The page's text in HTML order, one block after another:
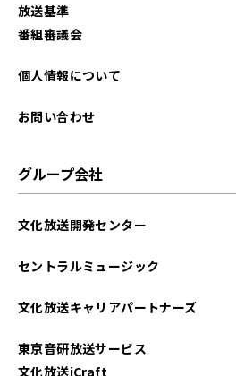
放送基準
番組審議会
個人情報について
お問い合わせ
グループ会社
文化放送開発センター
セントラルミュージック
文化放送キャリアパートナーズ
東京音研放送サービス
文化放送iCraft